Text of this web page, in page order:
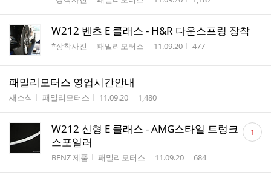
W212 벤츠 E 클래스 - H&R 다운스프링 장착
게시판명
*장착사진 작성자
패밀리모터스 작성시간
11.09.20 조회수
477
패밀리모터스 영업시간안내
게시판명
새소식 작성자
패밀리모터스 작성시간
11.09.20 조회수
1,480
W212 신형 E 클래스 - AMG스타일 트렁크
스포일러
게시판명
BENZ 제품 작성자
패밀리모터스 작성시간
11.09.20 조회수
684
댓
글 1